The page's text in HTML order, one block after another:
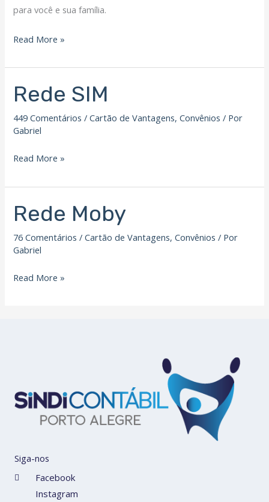
para você e sua família.
Read More »
Rede SIM
449 Comentários /Cartão de Vantagens,Convênios / Por
Gabriel
Rede
SIM
Read More »
Rede Moby
76 Comentários /Cartão de Vantagens,Convênios / Por
Gabriel
Rede
Moby
Read More »
Siga-nos
Facebook
Instagram